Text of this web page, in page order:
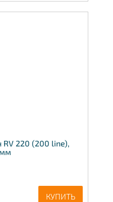
220 (200 line),
мм
КУПИТЬ